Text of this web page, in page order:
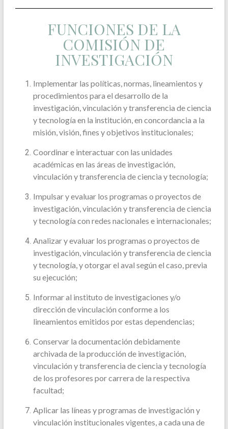
FUNCIONES DE LA
COMISIÓN DE
INVESTIGACIÓN
Implementar las políticas, normas, lineamientos y
procedimientos para el desarrollo de la
investigación, vinculación y transferencia de ciencia
y tecnología en la institución, en concordancia a la
misión, visión, fines y objetivos institucionales;
Coordinar e interactuar con las unidades
académicas en las áreas de investigación,
vinculación y transferencia de ciencia y tecnología;
Impulsar y evaluar los programas o proyectos de
investigación, vinculación y transferencia de ciencia
y tecnología con redes nacionales e internacionales;
Analizar y evaluar los programas o proyectos de
investigación, vinculación y transferencia de ciencia
y tecnología, y otorgar el aval según el caso, previa
su ejecución;
Informar al instituto de investigaciones y/o
dirección de vinculación conforme a los
lineamientos emitidos por estas dependencias;
Conservar la documentación debidamente
archivada de la producción de investigación,
vinculación y transferencia de ciencia y tecnología
de los profesores por carrera de la respectiva
facultad;
Aplicar las líneas y programas de investigación y
vinculación institucionales vigentes, a cada una de